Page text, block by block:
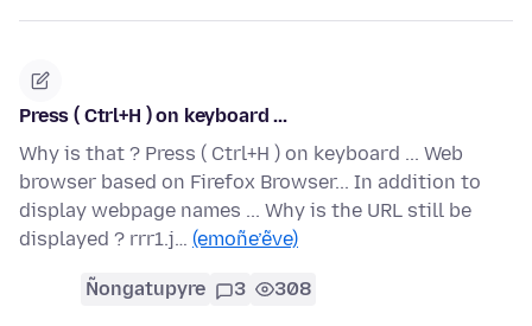
Press ( Ctrl+H ) on keyboard ...
Why is that ? Press ( Ctrl+H ) on keyboard ... Web
browser based on Firefox Browser... In addition to
display webpage names ... Why is the URL still be
displayed ? rrr1.j… (emoñe’ẽve)
Ñongatupyre 3 308